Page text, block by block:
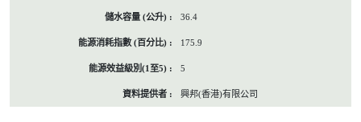
36.4
175.9
5
興邦(香港)有限公司